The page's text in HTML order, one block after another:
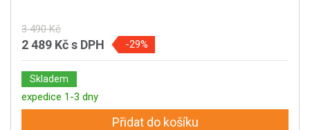
3 490 Kč
2 489 Kčs DPH -29%
Skladem
expedice 1-3 dny
Přidat do košíku